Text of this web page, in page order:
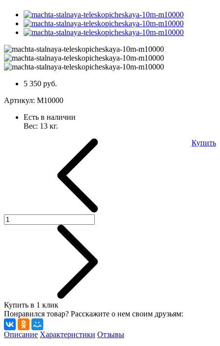
5 350 руб.
Артикул: М10000
Есть в наличии
Вес: 13 кг.
Купить
Купить в 1 клик
Понравился товар? Расскажите о нем своим друзьям:
Описание Характеристики Отзывы